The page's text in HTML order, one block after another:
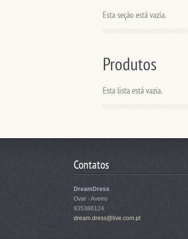
Esta seção está vazia.
Produtos
Esta lista está vazia.
Contatos
DreamDress
Ovar - Aveiro
935386124
dream.dress@live.com.pt